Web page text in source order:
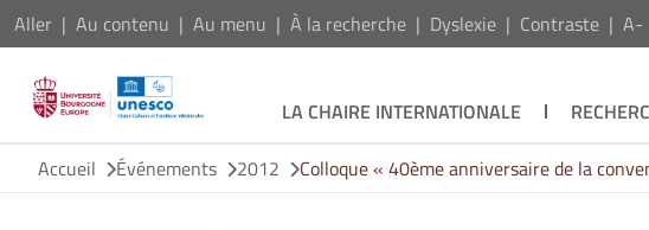
Aller Au contenu Au menu À la recherche Dyslexie Contraste A-
LA CHAIRE INTERNATIONALE
Accueil
Événements 2012 Colloque « 40ème anniversaire de la